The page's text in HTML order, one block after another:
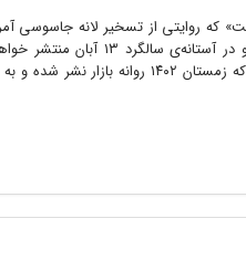
که روایتی از تسخیر لانه جاسوسی
اسناد به دست آمده از سفارت است، تقریظی نگاشته‌اند که روز
خیابان روزوِلت» از کتاب‌های مؤسسه مطالعات و پژوهش‌های سیاسی است که